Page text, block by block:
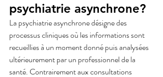
psychiatrie asynchrone?
La psychiatrie asynchrone désigne des
processus cliniques où les informations sont
recueillies à un moment donné puis analysées
ultérieurement par un professionnel de la
santé. Contrairement aux consultations